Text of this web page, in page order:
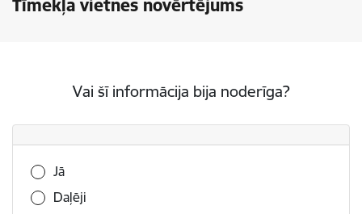
Tīmekļa vietnes novērtējums
Vai šī informācija bija noderīga?
Vai šī informācija bija noderīga?
Jā
Daļēji